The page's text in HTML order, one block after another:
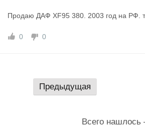
Продаю ДАФ XF95 380. 2003 год на РФ.
0 0
Предыдущая
Всего нашлось